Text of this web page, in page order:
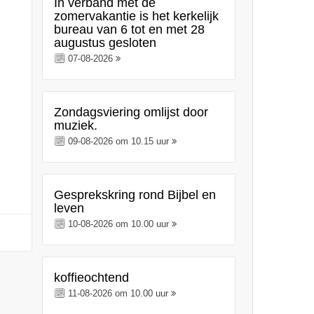
In verband met de
zomervakantie is het kerkelijk
bureau van 6 tot en met 28
augustus gesloten
07-08-2026
Zondagsviering omlijst door
muziek.
09-08-2026 om 10.15 uur
Gesprekskring rond Bijbel en
leven
10-08-2026 om 10.00 uur
koffieochtend
11-08-2026 om 10.00 uur